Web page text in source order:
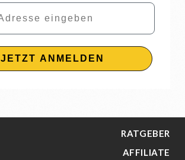
JETZT ANMELDEN
RATGEBER
AFFILIATE